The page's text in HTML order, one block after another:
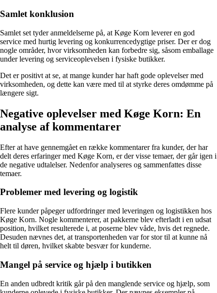
Samlet konklusion
Samlet set tyder anmeldelserne på, at Køge Korn leverer en god
service med hurtig levering og konkurrencedygtige priser. Der er dog
nogle områder, hvor virksomheden kan forbedre sig, såsom emballage
under levering og serviceoplevelsen i fysiske butikker.
Det er positivt at se, at mange kunder har haft gode oplevelser med
virksomheden, og dette kan være med til at styrke deres omdømme på
længere sigt.
Negative oplevelser med Køge Korn: En
analyse af kommentarer
Efter at have gennemgået en række kommentarer fra kunder, der har
delt deres erfaringer med Køge Korn, er der visse temaer, der går igen i
de negative udtalelser. Nedenfor analyseres og sammenfattes disse
temaer.
Problemer med levering og logistik
Flere kunder påpeger udfordringer med leveringen og logistikken hos
Køge Korn. Nogle kommenterer, at pakkerne blev efterladt i en udsat
position, hvilket resulterede i, at poserne blev våde, hvis det regnede.
Desuden nævnes det, at transportenheden var for stor til at kunne nå
helt til døren, hvilket skabte besvær for kunderne.
Mangel på service og hjælp i butikken
En anden udbredt kritik går på den manglende service og hjælp, som